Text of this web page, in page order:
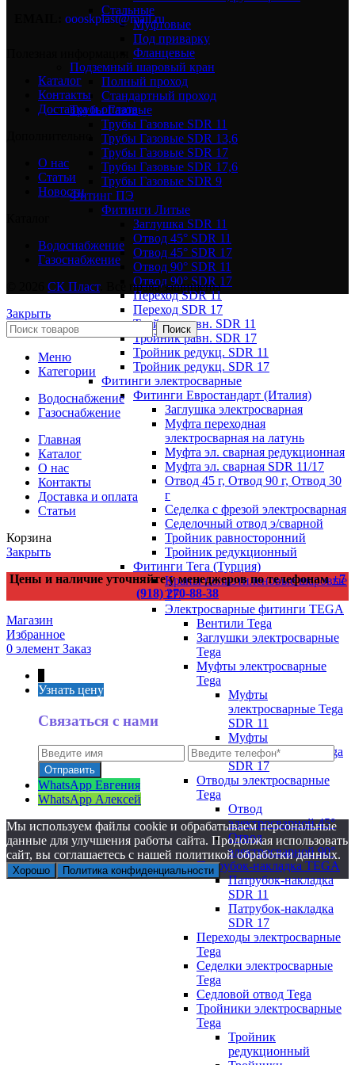
Стальные
Муфтовые
Под приварку
Фланцевые
Подземный шаровый кран
Полный проход
Стандартный проход
Трубы Газовые
Трубы Газовые SDR 11
Трубы Газовые SDR 13,6
Трубы Газовые SDR 17
Трубы Газовые SDR 17,6
Трубы Газовые SDR 9
Фитинг ПЭ
Фитинги Литые
Заглушка SDR 11
Отвод 45° SDR 11
Отвод 45° SDR 17
Отвод 90° SDR 11
Отвод 90° SDR 17
Переход SDR 11
Переход SDR 17
Тройник равн. SDR 11
Тройник равн. SDR 17
Тройник редукц. SDR 11
Тройник редукц. SDR 17
Фитинги электросварные
Фитинги Евростандарт (Италия)
Заглушка электросварная
Муфта переходная
электросварная на латунь
Муфта эл. cварная редукционная
Муфта эл. сварная SDR 11/17
Отвод 45 г, Отвод 90 г, Отвод 30
г
Седелка с фрезой электросварная
Седелочный отвод э/сварной
Тройник равносторонний
Тройник редукционный
Фитинги Тега (Турция)
Краны полиэтиленовые шаровые
TE
Электросварные фитинги TEGA
Вентили Tega
Заглушки электросварные
Tega
Муфты электросварные
Tega
Муфты
электросварные Tega
SDR 11
Муфты
электросварные Tega
SDR 17
Отводы электросварные
Tega
Отвод
электросварной 45°
Отвод
электросварной 90°
Патрубок-накладка TEGA
Патрубок-накладка
SDR 11
Патрубок-накладка
SDR 17
Переходы электросварные
Tega
Седелки электросварные
Tega
Седловой отвод Tega
Тройники электросварные
Tega
Тройник
редукционный
oooskplast@mail.ru
Каталог
Контакты
Доставка и оплата
О нас
Статьи
Новости
Водоснабжение
Газоснабжение
СК Пласт. Все права защищены
Закрыть
Поиск
Меню
Категории
Водоснабжение
Газоснабжение
Главная
Каталог
О нас
Контакты
Доставка и оплата
Статьи
Корзина
Закрыть
Цены и наличие уточняйте у менеджеров по телефонам+7
(918) 270-88-38
Магазин
Избранное
0 элемент Заказ
Узнать цену
Связаться с нами
WhatsApp Евгения
WhatsApp Алексей
Мы используем файлы cookie и обрабатываем персональные
данные для улучшения работы сайта. Продолжая использовать
сайт, вы соглашаетесь с нашей политикой обработки данных.
Хорошо Политика конфиденциальности